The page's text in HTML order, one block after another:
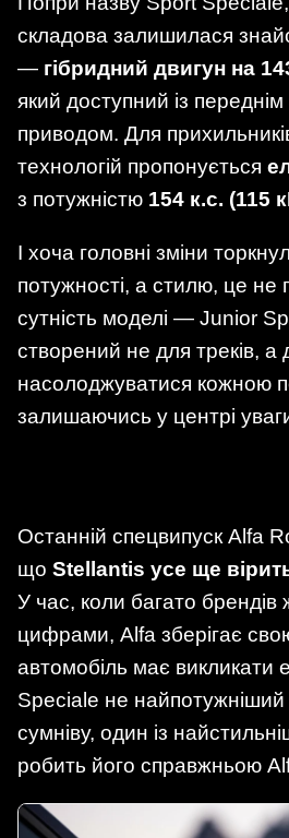
складова залишилася
— гібридний двигун на
який доступний із
приводом. Для
технологій пропонується
з потужністю 154 к.с. (115
І хоча головні зміни
потужності, а стилю, це
сутність моделі — Junior
створений не для треків, а
насолоджуватися кожною
залишаючись у центрі
Останній спецвипуск Alfa
що Stellantis усе ще
У час, коли багато брендів
цифрами, Alfa зберігає
автомобіль має викликати
Speciale не найпотужніший
сумніву, один із
робить його справжньою